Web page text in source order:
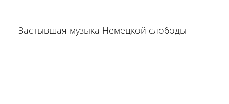
Застывшая музыка Немецкой слободы